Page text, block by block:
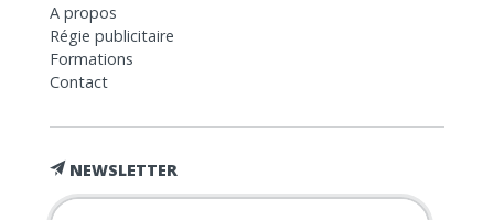
A propos
Régie publicitaire
Formations
Contact
NEWSLETTER